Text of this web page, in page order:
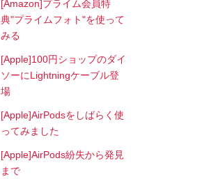
[Amazon]プライム会員特
典"プライムフォト"を使って
みる
[Apple]100円ショップのダイ
ソーにLightningケーブル登
場
[Apple]AirPodsをしばらく使
ってみました
[Apple]AirPods紛失から発見
まで